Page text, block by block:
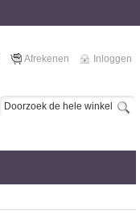
Afrekenen Inloggen